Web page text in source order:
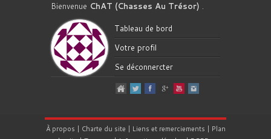
Bienvenue ChAT (Chasses Au Trésor) .
Tableau de bord
Votre profil
Se déconnercter
À propos | Charte du site | Liens et remerciements | Plan